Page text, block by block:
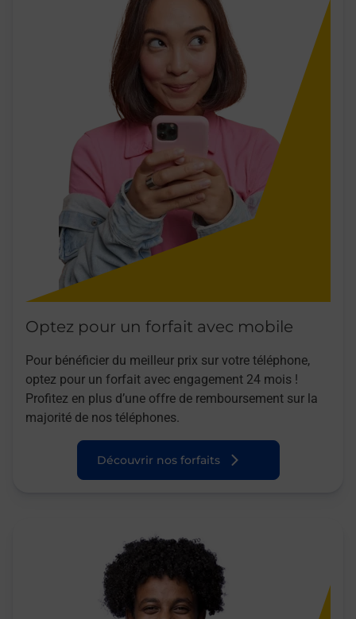
Optez pour un forfait avec mobile
Pour bénéficier du meilleur prix sur votre téléphone,
optez pour un forfait avec engagement 24 mois !
Profitez en plus d’une offre de remboursement sur la
majorité de nos téléphones.
Découvrir nos forfaits